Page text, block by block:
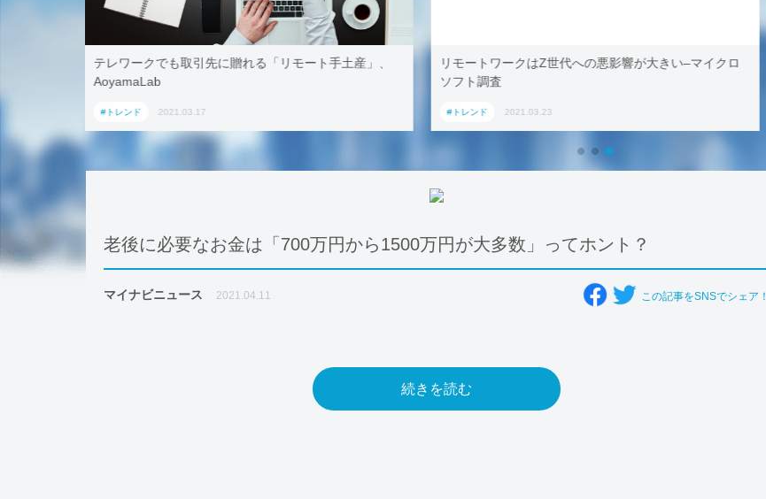
テレワークでも取引先に贈れる「リモート手土産」、
AoyamaLab
#トレンド 2021.03.17
リモートワークはZ世代への悪影響が大きい–マイクロ
ソフト調査
#トレンド 2021.03.23
老後に必要なお金は「700万円から1500万円が大多数」ってホント？
マイナビニュース 2021.04.11 この記事をSNSでシェア！
続きを読む